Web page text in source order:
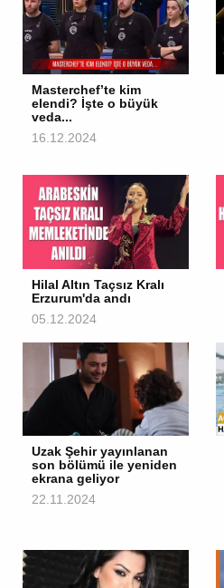
Masterchef’te kim
elendi? İşte o büyük
veda...
16.12.2024
Hilal Altın Taçsız Kralı
Erzurum'da andı
05.12.2024
Uzak Şehir yayınlanan
son bölümü ile yeniden
ekrana geliyor
22.11.2024